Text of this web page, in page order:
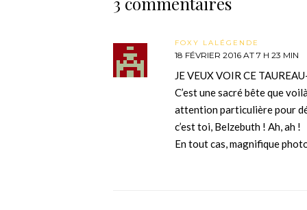
FOXY LALÉGENDE
18 FÉVRIER 2016 AT 7 H 23 MIN
JE VEUX VOIR CE
C’est une sacré bête que
attention particulière pour
c’est toi, Belzebuth ! Ah, ah !
En tout cas, magnifique